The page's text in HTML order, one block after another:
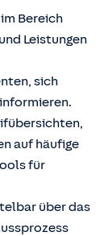
Bereich
Leistungen
sich
auf häufige
für
über das